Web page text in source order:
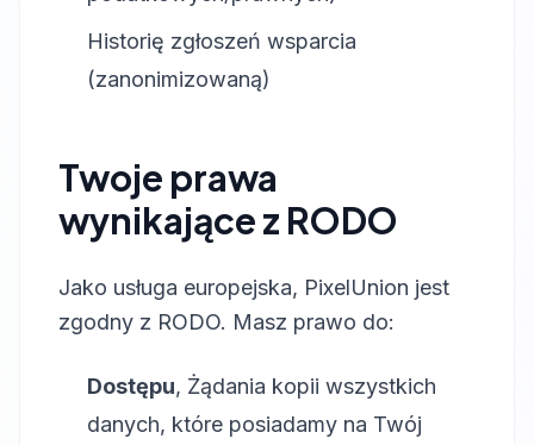
Historię zgłoszeń wsparcia
(zanonimizowaną)
Twoje prawa
wynikające z RODO
Jako usługa europejska, PixelUnion jest
zgodny z RODO. Masz prawo do:
Dostępu, Żądania kopii wszystkich
danych, które posiadamy na Twój